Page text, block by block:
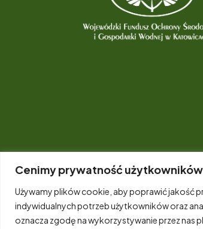
Cenimy prywatność użytkowników
Używamy plików cookie, aby poprawić jakość
indywidualnych potrzeb użytkowników oraz
oznacza zgodę na wykorzystywanie przez nas